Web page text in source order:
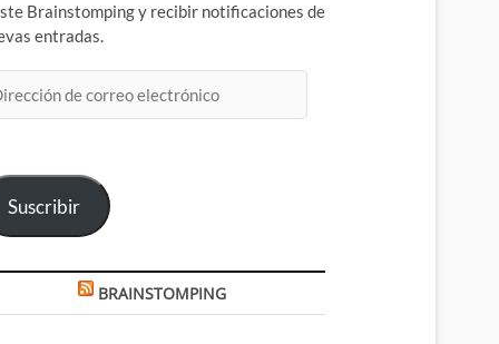
Brainstomping y recibir notificaciones de
entradas.
Suscribir
BRAINSTOMPING